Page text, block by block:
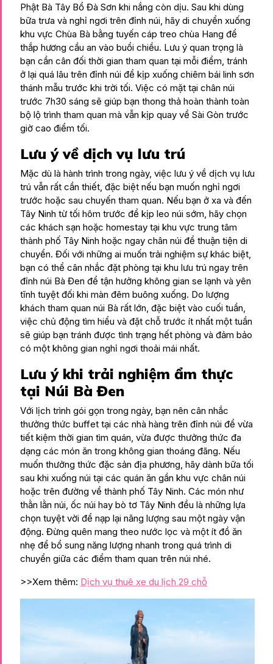
Phật Bà Tây Bổ Đà Sơn khi nắng còn dịu. Sau khi dùng
bữa trưa và nghỉ ngơi trên đỉnh núi, hãy di chuyển xuống
khu vực Chùa Bà bằng tuyến cáp treo chùa Hang để
thắp hương cầu an vào buổi chiều. Lưu ý quan trọng là
bạn cần cân đối thời gian tham quan tại mỗi điểm, tránh
ở lại quá lâu trên đỉnh núi để kịp xuống chiêm bái linh sơn
thánh mẫu trước khi trời tối. Việc có mặt tại chân núi
trước 7h30 sáng sẽ giúp bạn thong thả hoàn thành toàn
bộ lộ trình tham quan mà vẫn kịp quay về Sài Gòn trước
giờ cao điểm tối.
Lưu ý về dịch vụ lưu trú
Mặc dù là hành trình trong ngày, việc lưu ý về dịch vụ lưu
trú vẫn rất cần thiết, đặc biệt nếu bạn muốn nghỉ ngơi
trước hoặc sau chuyến tham quan. Nếu bạn ở xa và đến
Tây Ninh từ tối hôm trước để kịp leo núi sớm, hãy chọn
các khách sạn hoặc homestay tại khu vực trung tâm
thành phố Tây Ninh hoặc ngay chân núi để thuận tiện di
chuyển. Đối với những ai muốn trải nghiệm sự khác biệt,
bạn có thể cân nhắc đặt phòng tại khu lưu trú ngay trên
đỉnh núi Bà Đen để tận hưởng không gian se lạnh và yên
tĩnh tuyệt đối khi màn đêm buông xuống. Do lượng
khách tham quan núi Bà rất lớn, đặc biệt vào cuối tuần,
việc chủ động tìm hiểu và đặt chỗ trước ít nhất một tuần
sẽ giúp bạn tránh được tình trạng hết phòng và đảm bảo
có một không gian nghỉ ngơi thoải mái nhất.
Lưu ý khi trải nghiệm ẩm thực
tại Núi Bà Đen
Với lịch trình gói gọn trong ngày, bạn nên cân nhắc
thưởng thức buffet tại các nhà hàng trên đỉnh núi để vừa
tiết kiệm thời gian tìm quán, vừa được thưởng thức đa
dạng các món ăn trong không gian thoáng đãng. Nếu
muốn thưởng thức đặc sản địa phương, hãy dành bữa tối
sau khi xuống núi tại các quán ăn gần khu vực chân núi
hoặc trên đường về thành phố Tây Ninh. Các món như
thằn lằn núi, ốc núi hay bò tơ Tây Ninh đều là những lựa
chọn tuyệt vời để nạp lại năng lượng sau một ngày vận
động. Đừng quên mang theo nước lọc và một ít đồ ăn
nhẹ để bổ sung năng lượng nhanh trong quá trình di
chuyển giữa các điểm tham quan trên núi nhé.
>>Xem thêm: Dịch vụ thuê xe du lịch 29 chỗ